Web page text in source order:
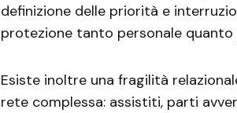
definizione delle priorità e
protezione tanto personale quanto
Esiste inoltre una fragilità
rete complessa: assistiti, parti